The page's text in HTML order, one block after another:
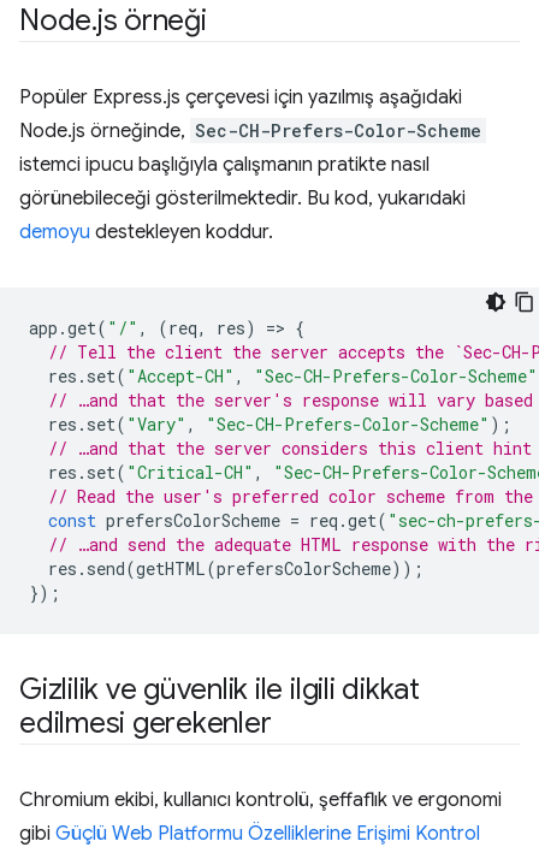
Node.js örneği
Popüler Express.js çerçevesi için yazılmış aşağıdaki
Node.js örneğinde, Sec-CH-Prefers-Color-Scheme
istemci ipucu başlığıyla çalışmanın pratikte nasıl
görünebileceği gösterilmektedir. Bu kod, yukarıdaki
demoyu destekleyen koddur.
app .get( "/" , (req, res) => {
// Tell the client the server accepts the `Sec-CH-
res . set( "Accept-CH" , "Sec-CH-Prefers-Color-Scheme"
// …and that the server's response will vary
res . set( "Vary" , "Sec-CH-Prefers-Color-Scheme" );
// …and that the server considers this client
res . set( "Critical-CH" ,
"Sec-CH-Prefers-Color-
// Read the user's preferred color scheme from the
const prefersColorScheme = req .get( "sec-ch-
// …and send the adequate HTML response with the
res . send(getHTML(prefersColorScheme));
});
Gizlilik ve güvenlik ile ilgili dikkat
edilmesi gerekenler
Chromium ekibi, kullanıcı kontrolü, şeffaflık ve ergonomi
gibi Güçlü Web Platformu Özelliklerine Erişimi Kontrol